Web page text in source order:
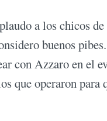
a los chicos de
buenos
con Azzaro en el
que operaron